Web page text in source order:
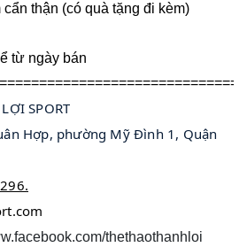
thận (có quà tặng đi kèm)
từ ngày bán
SPORT
Hợp, phường Mỹ Đình 1, Quận
thethaothanhloi